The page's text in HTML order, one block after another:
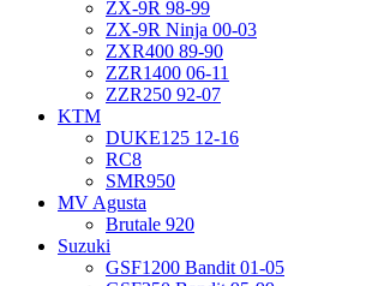
ZX-9R 98-99
ZX-9R Ninja 00-03
ZXR400 89-90
ZZR1400 06-11
ZZR250 92-07
KTM
DUKE125 12-16
RC8
SMR950
MV Agusta
Brutale 920
Suzuki
GSF1200 Bandit 01-05